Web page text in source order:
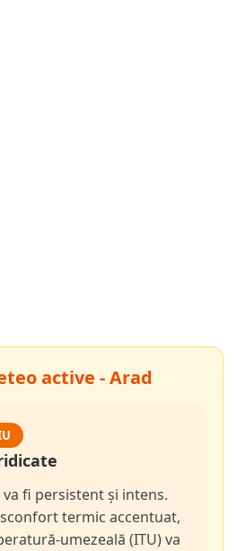
active - Arad
fi persistent și intens.
termic accentuat,
umezeală (ITU) va